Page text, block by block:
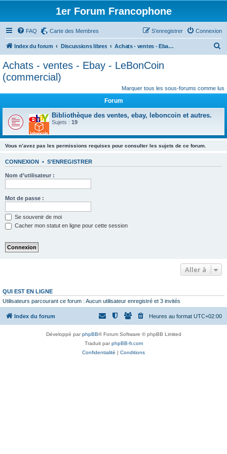
1er Forum Francophone
FAQ Carte des Membres Connexion
S’enregistrer
Index du forum Discussions libres Achats - ventes - Ebay - LeBonCoin (commercial)
e
Achats - ventes - Ebay - LeBonCoin
(commercial)
Marquer tous les sous-forums comme lus
Forum
Bibliothèque des ventes, ebay, leboncoin et autres.
Sujets : 19
Vous n’avez pas les permissions requises pour consulter les sujets de ce forum.
CONNEXION • S’ENREGISTRER
Nom d’utilisateur :
Mot de passe :
Se souvenir de moi
Cacher mon statut en ligne pour cette session
Aller à
QUI EST EN LIGNE
Utilisateurs parcourant ce forum : Aucun utilisateur enregistré et 3 invités
Index du forum Heures au format UTC+02:00
Développé parphpBB® Forum Software © phpBB Limited
Traduit parphpBB-fr.com
Confidentialité | Conditions